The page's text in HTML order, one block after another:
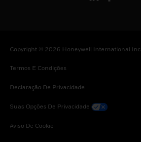
Copyright © 2026 Honeywell International Inc
Termos E Condições
Declaração De Privacidade
Suas Opções De Privacidade
Aviso De Cookie